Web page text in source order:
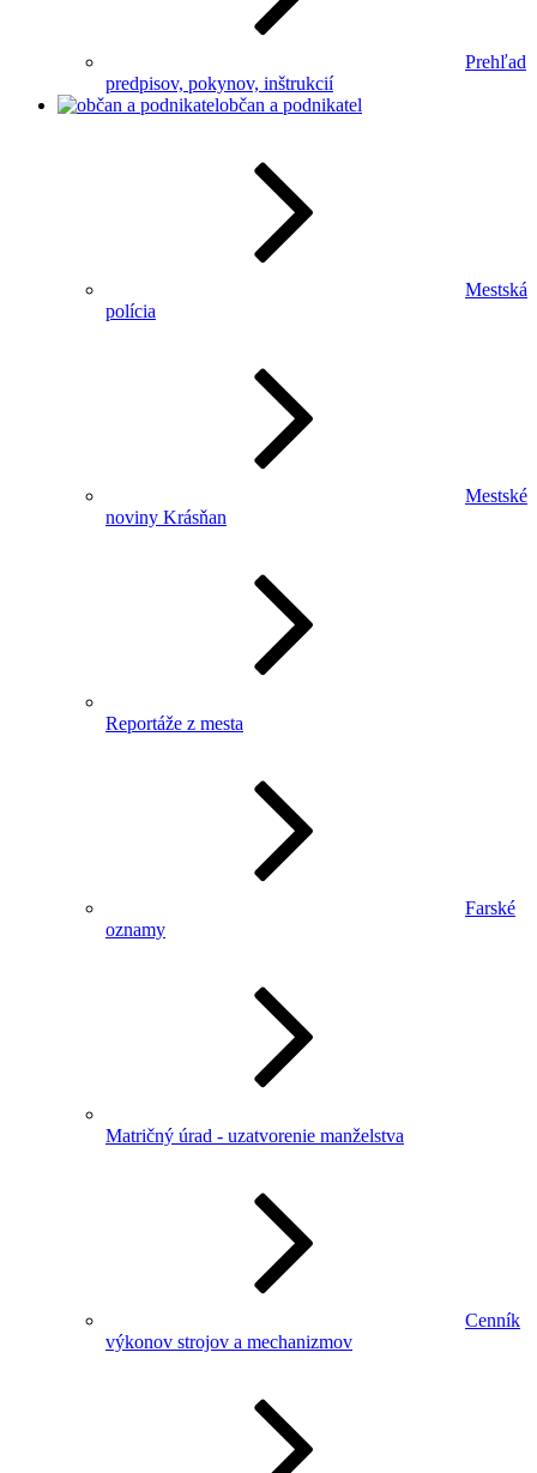
Prehľad
predpisov, pokynov, inštrukcií
občan a podnikatel
Mestská
polícia
Mestské
noviny Krásňan
Reportáže z mesta
Farské
oznamy
Matričný úrad - uzatvorenie manželstva
Cenník
výkonov strojov a mechanizmov